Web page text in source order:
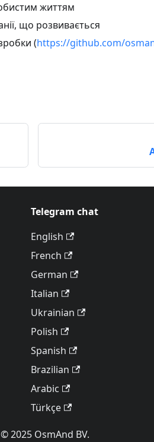
життям
що розвивається
(https://github.com/
Telegram chat
English
French
German
Italian
Ukrainian
Polish
Spanish
Brazilian
Arabic
Türkçe
2025 OsmAnd BV.